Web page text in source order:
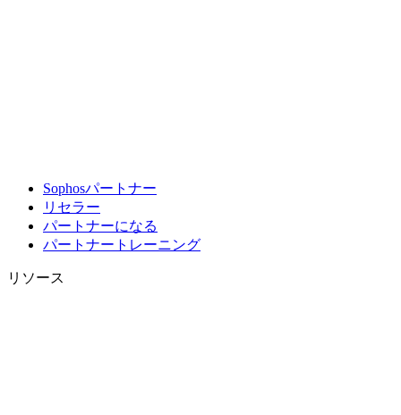
Sophosパートナー
リセラー
パートナーになる
パートナートレーニング
リソース